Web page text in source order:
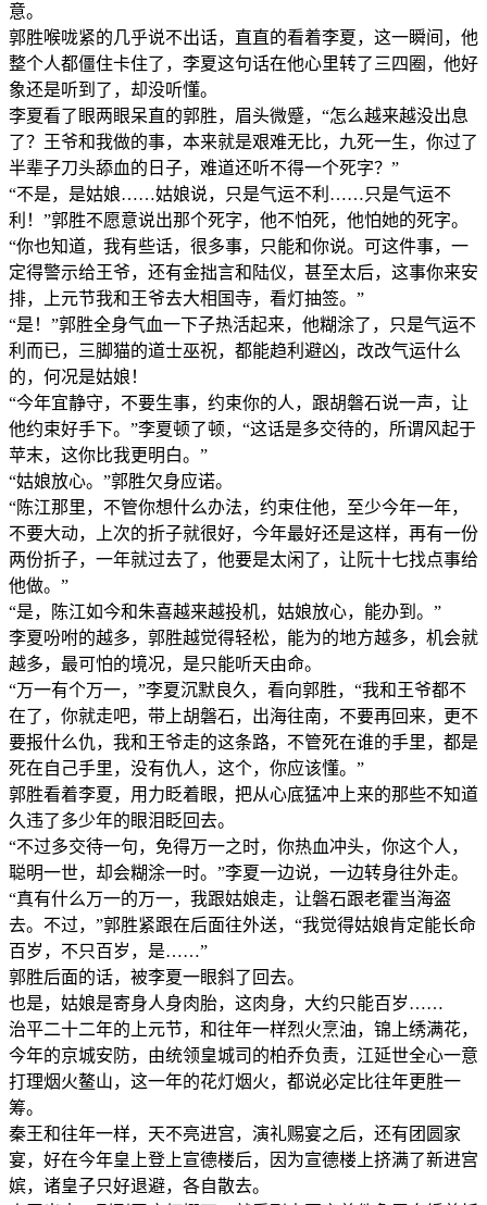
意。
郭胜喉咙紧的几乎说不出话，直直的看着李夏，这一瞬间，他
整个人都僵住卡住了，李夏这句话在他心里转了三四圈，他好
象还是听到了，却没听懂。
李夏看了眼两眼呆直的郭胜，眉头微蹙，“怎么越来越没出息
了？王爷和我做的事，本来就是艰难无比，九死一生，你过了
半辈子刀头舔血的日子，难道还听不得一个死字？”
“不是，是姑娘……姑娘说，只是气运不利……只是气运不
利！”郭胜不愿意说出那个死字，他不怕死，他怕她的死字。
“你也知道，我有些话，很多事，只能和你说。可这件事，一
定得警示给王爷，还有金拙言和陆仪，甚至太后，这事你来安
排，上元节我和王爷去大相国寺，看灯抽签。”
“是！”郭胜全身气血一下子热活起来，他糊涂了，只是气运不
利而已，三脚猫的道士巫祝，都能趋利避凶，改改气运什么
的，何况是姑娘！
“今年宜静守，不要生事，约束你的人，跟胡磐石说一声，让
他约束好手下。”李夏顿了顿，“这话是多交待的，所谓风起于
苹末，这你比我更明白。”
“姑娘放心。”郭胜欠身应诺。
“陈江那里，不管你想什么办法，约束住他，至少今年一年，
不要大动，上次的折子就很好，今年最好还是这样，再有一份
两份折子，一年就过去了，他要是太闲了，让阮十七找点事给
他做。”
“是，陈江如今和朱喜越来越投机，姑娘放心，能办到。”
李夏吩咐的越多，郭胜越觉得轻松，能为的地方越多，机会就
越多，最可怕的境况，是只能听天由命。
“万一有个万一，”李夏沉默良久，看向郭胜，“我和王爷都不
在了，你就走吧，带上胡磐石，出海往南，不要再回来，更不
要报什么仇，我和王爷走的这条路，不管死在谁的手里，都是
死在自己手里，没有仇人，这个，你应该懂。”
郭胜看着李夏，用力眨着眼，把从心底猛冲上来的那些不知道
久违了多少年的眼泪眨回去。
“不过多交待一句，免得万一之时，你热血冲头，你这个人，
聪明一世，却会糊涂一时。”李夏一边说，一边转身往外走。
“真有什么万一的万一，我跟姑娘走，让磐石跟老霍当海盗
去。不过，”郭胜紧跟在后面往外送，“我觉得姑娘肯定能长命
百岁，不只百岁，是……”
郭胜后面的话，被李夏一眼斜了回去。
也是，姑娘是寄身人身肉胎，这肉身，大约只能百岁……
治平二十二年的上元节，和往年一样烈火烹油，锦上绣满花，
今年的京城安防，由统领皇城司的柏乔负责，江延世全心一意
打理烟火鳌山，这一年的花灯烟火，都说必定比往年更胜一
筹。
秦王和往年一样，天不亮进宫，演礼赐宴之后，还有团圆家
宴，好在今年皇上登上宣德楼后，因为宣德楼上挤满了新进宫
嫔，诸皇子只好退避，各自散去。